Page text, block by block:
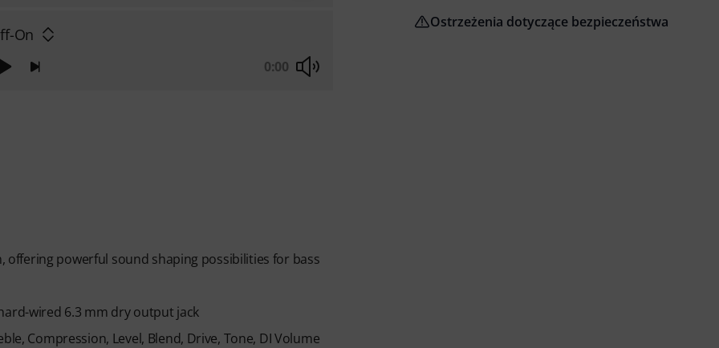
On
0:00
powerful sound shaping possibilities for bass
wired 6.3 mm dry output jack
Compression, Level, Blend, Drive, Tone, DI Volume
Ostrzeżenia dotyczące bezpieczeństwa